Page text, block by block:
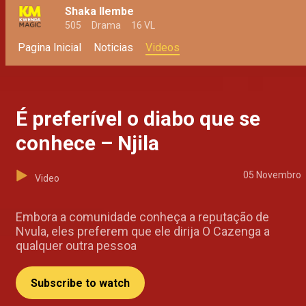
Shaka Ilembe
505 Drama 16 VL
Pagina Inicial Noticias Videos
É preferível o diabo que se
conhece – Njila
Video 05 Novembro
Embora a comunidade conheça a reputação de
Nvula, eles preferem que ele dirija O Cazenga a
qualquer outra pessoa
Subscribe to watch